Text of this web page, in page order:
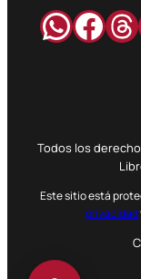
Todos los
Este sitio está
privacidad